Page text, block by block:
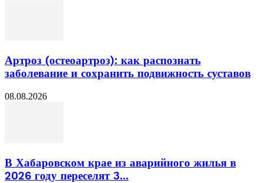
Артроз (остеоартроз): как распознать
заболевание и сохранить подвижность суставов
08.08.2026
В Хабаровском крае из аварийного жилья в
2026 году переселят 3...